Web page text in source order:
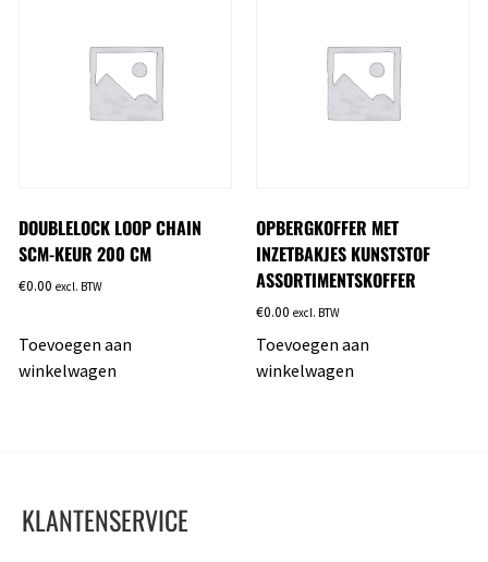
DOUBLELOCK LOOP CHAIN
SCM-KEUR 200 CM
€0.00 excl. BTW
Toevoegen aan
winkelwagen
OPBERGKOFFER MET
INZETBAKJES KUNSTSTOF
ASSORTIMENTSKOFFER
€0.00 excl. BTW
Toevoegen aan
winkelwagen
KLANTENSERVICE